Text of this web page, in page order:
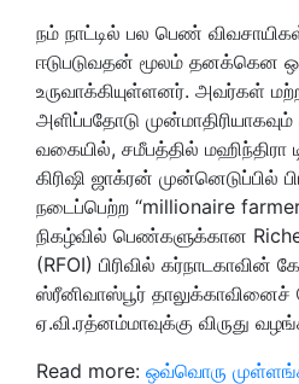
நம் நாட்டில் பல பெண்
ஈடுபடுவதன் மூலம் தனக்கென
உருவாக்கியுள்ளனர். அவர்கள்
அளிப்பதோடு
வகையில், சமீபத்தில் மஹிந்திரா
கிரிஷி ஜாக்ரன் முன்னெடுப்பில்
நடைப்பெற்ற “millionaire
நிகழ்வில் பெண்களுக்கான
(RFOI) பிரிவில் கர்நாடகாவின்
ஸ்ரீனிவாஸ்பூர் தாலுக்காவினைச்
ஏ.வி.ரத்னம்மாவுக்கு விருது
Read more: ஒவ்வொரு